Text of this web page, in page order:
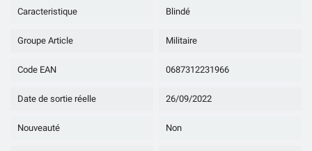
Caracteristique Blindé
Groupe Article Militaire
Code EAN 0687312231966
Date de sortie réelle 26/09/2022
Nouveauté Non